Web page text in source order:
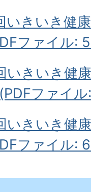
いきいき健
ファイル:
いきいき健
ファイ
いきいき健
ファイル: